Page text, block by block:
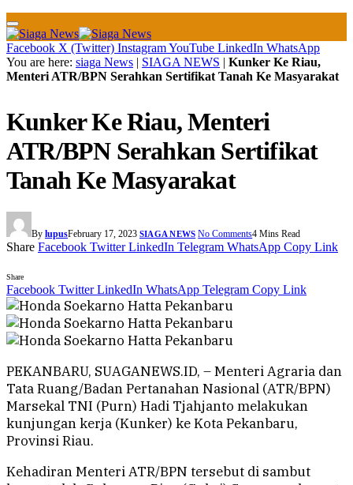
Facebook X (Twitter) InstagramYouTube LinkedIn WhatsApp
You are here: siaga News | SIAGA NEWS | Kunker Ke Riau,
Menteri ATR/BPN Serahkan Sertifikat Tanah Ke Masyarakat
Kunker Ke Riau, Menteri
ATR/BPN Serahkan Sertifikat
Tanah Ke Masyarakat
By lupusFebruary 17, 2023 SIAGA NEWS No Comments4 Mins Read
Share Facebook Twitter LinkedIn Telegram WhatsApp Copy Link
Share
Facebook Twitter LinkedIn WhatsApp Telegram Copy Link
PEKANBARU, SUAGANEWS.ID, – Menteri Agraria dan
Tata Ruang/Badan Pertanahan Nasional (ATR/BPN)
Marsekal TNI (Purn) Hadi Tjahjanto melakukan
kunjungan kerja (Kunker) ke Kota Pekanbaru,
Provinsi Riau.
Kehadiran Menteri ATR/BPN tersebut di sambut